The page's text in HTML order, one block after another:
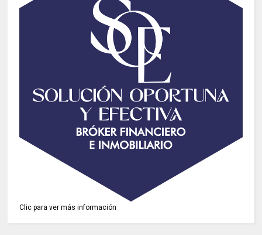
Clic para ver más información